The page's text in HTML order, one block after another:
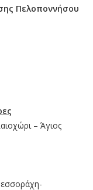
Πελοποννήσου
– Άγιος